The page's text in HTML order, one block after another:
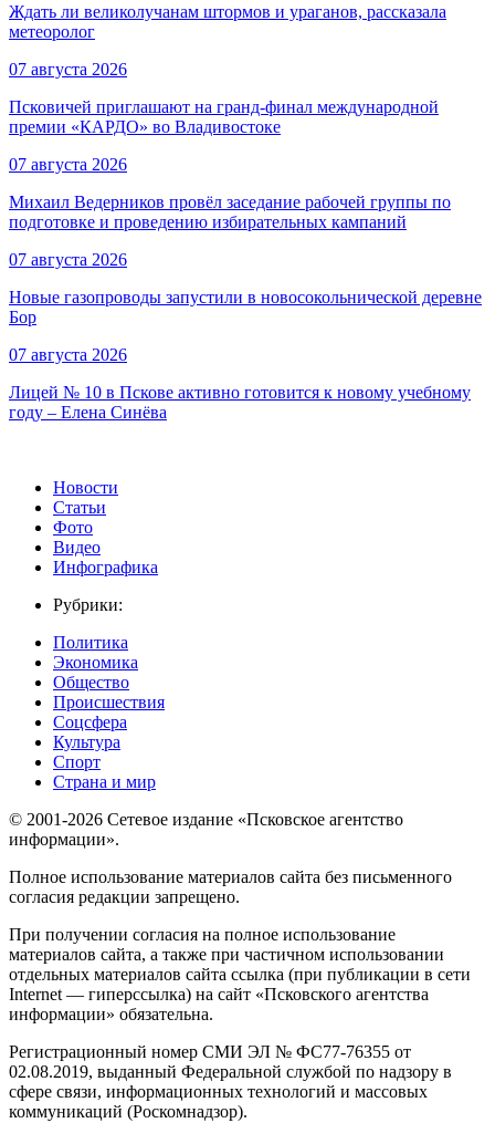
Ждать ли великолучанам штормов и ураганов, рассказала
метеоролог
07 августа 2026
Псковичей приглашают на гранд‑финал международной
премии «КАРДО» во Владивостоке
07 августа 2026
Михаил Ведерников провёл заседание рабочей группы по
подготовке и проведению избирательных кампаний
07 августа 2026
Новые газопроводы запустили в новосокольнической деревне
Бор
07 августа 2026
Лицей № 10 в Пскове активно готовится к новому учебному
году – Елена Синёва
Новости
Статьи
Фото
Видео
Инфографика
Рубрики:
Политика
Экономика
Общество
Происшествия
Соцсфера
Культура
Спорт
Страна и мир
© 2001-2026 Сетевое издание «Псковское агентство
информации».
Полное использование материалов сайта без письменного
согласия редакции запрещено.
При получении согласия на полное использование
материалов сайта, а также при частичном использовании
отдельных материалов сайта ссылка (при публикации в сети
Internet — гиперссылка) на сайт «Псковского агентства
информации» обязательна.
Регистрационный номер СМИ ЭЛ № ФС77-76355 от
02.08.2019, выданный Федеральной службой по надзору в
сфере связи, информационных технологий и массовых
коммуникаций (Роскомнадзор).